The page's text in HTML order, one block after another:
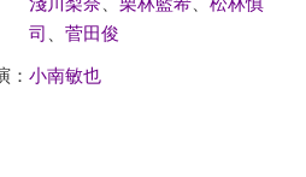
司
菅田俊
： 小南敏也